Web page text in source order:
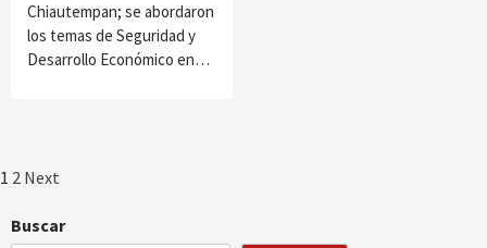
Chiautempan; se abordaron
los temas de Seguridad y
Desarrollo Económico en…
Paginación
de
1 2 Next
Buscar